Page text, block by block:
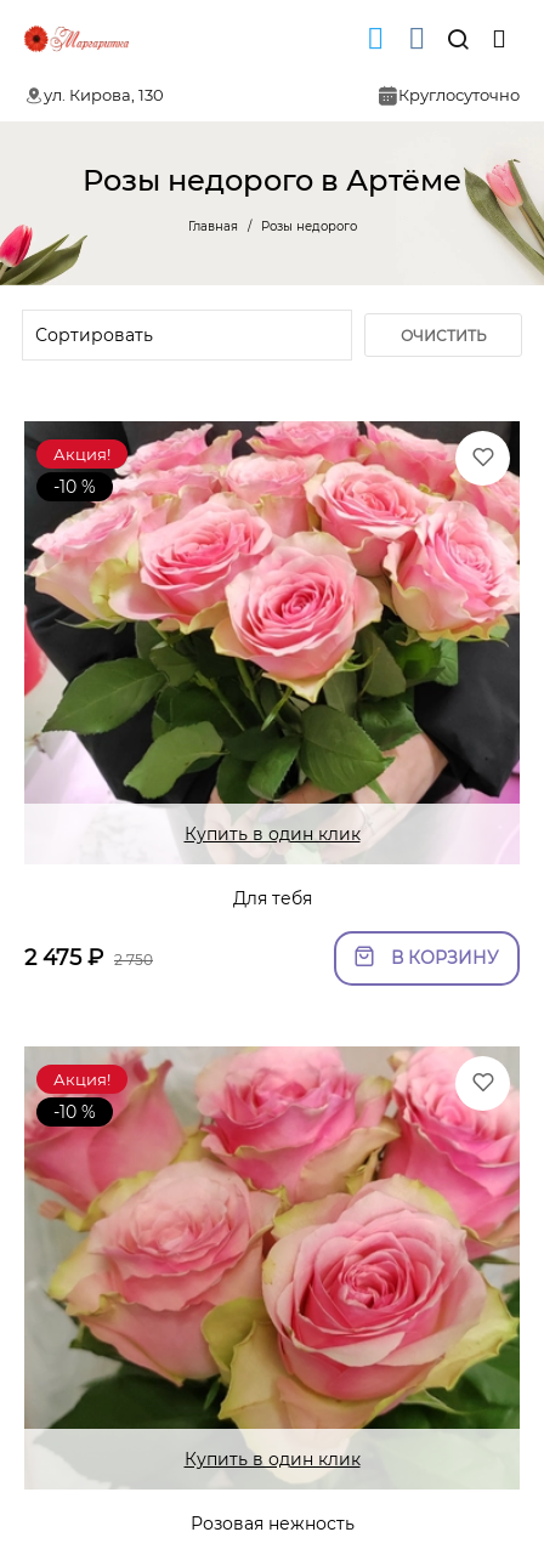
ул. Кирова, 130 Круглосуточно
Розы недорого в Артёме
Главная Розы недорого
ОЧИСТИТЬ
Акция!
-10 %
Купить в один клик
Для тебя
2 475₽ 2 750 В КОРЗИНУ
Акция!
-10 %
Купить в один клик
Розовая нежность